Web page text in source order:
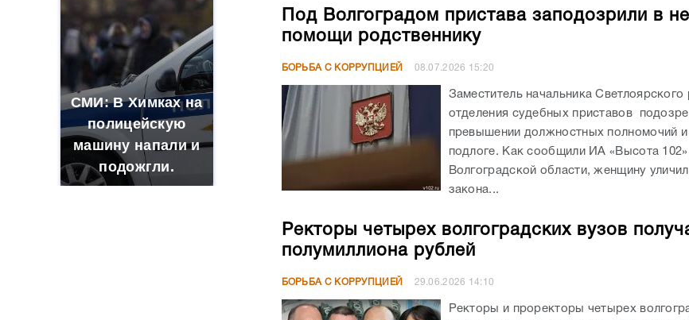
СМИ: В Химках на
полицейскую
машину напали и
подожгли.
Под Волгоградом пристава заподозрили в
помощи родственнику
БОРЬБА С КОРРУПЦИЕЙ 08.07.2026 15:20
Заместитель начальника Светлоярского
отделения судебных приставов
превышении должностных полномочий
подлоге. Как сообщили ИА «Высота
Волгоградской области, женщину
закона...
Ректоры четырех волгоградских вузов
полумиллиона рублей
БОРЬБА С КОРРУПЦИЕЙ 29.06.2026 14:10
Ректоры и проректоры четырех